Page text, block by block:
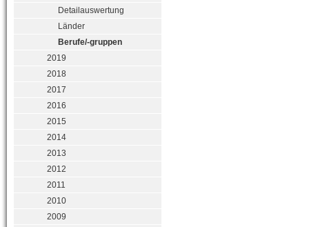
Detailauswertung
Länder
Berufe/-gruppen
2019
2018
2017
2016
2015
2014
2013
2012
2011
2010
2009